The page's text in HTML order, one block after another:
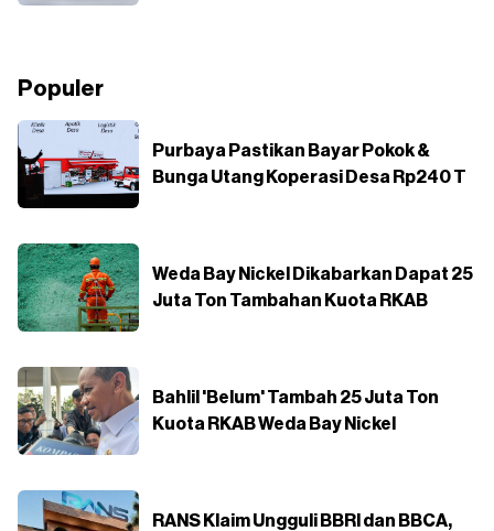
Populer
Purbaya Pastikan Bayar Pokok &
Bunga Utang Koperasi Desa Rp240 T
Weda Bay Nickel Dikabarkan Dapat 25
Juta Ton Tambahan Kuota RKAB
Bahlil 'Belum' Tambah 25 Juta Ton
Kuota RKAB Weda Bay Nickel
RANS Klaim Ungguli BBRI dan BBCA,